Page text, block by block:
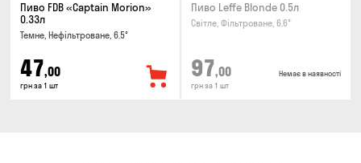
Пиво FDB «Captain Morion»
0.33л
Темне, Нефільтроване, 6.5°
47,00
грн за 1 шт
Пиво Leffe Blonde 0.5л
Світле, Фільтроване, 6.6°
97,00
грн за 1 шт
Немає в наявності